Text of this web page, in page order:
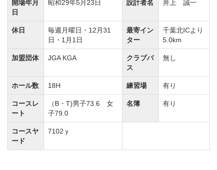
はじめ、「シューマイ定食」や自家製デミグラスソー
スでコトコト煮込んだ「牛タンシチュー」も人気で
す。
鷹之台ＣＣでは競技イベントも多数開催しています。
トーナメント開催実績のあるコースなので、コースメ
ンテナンスは最高です。
経験豊富なキャディの的確なコースアドバイスも定評
があります。
誰しもがラウンド後コースの素晴らしさに感銘を受け
る魅力的なコースではゴルフの本当の素晴らしさが満
開場年月
日
昭和29年5月23日 設計者名 井上 誠一
休日
毎週月曜日・12月31
日・1月1日
最寄イン
ター
千葉北ICより
5.0km
加盟団体 JGA KGA
クラブバ
ス
無し
ホール数 18H 練習場 有り
コースレ
ート
（B・T)男子73.6 女
子79.0
名簿 有り
コースヤ
ード
7102ｙ